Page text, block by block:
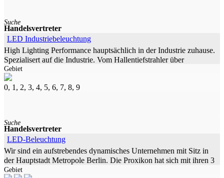
Suche
Handelsvertreter
LED Industriebeleuchtung
High Lighting Performance hauptsächlich in der Industrie zuhause.
Spezialisert auf die Industrie. Vom Hallentiefstrahler über
Feuchtraum, bishin zu speziellen Kran- und
Gebiet
0, 1, 2, 3, 4, 5, 6, 7, 8, 9
Suche
Handelsvertreter
LED-Beleuchtung
Wir sind ein aufstrebendes dynamisches Unternehmen mit Sitz in
der Hauptstadt Metropole Berlin. Die Proxikon hat sich mit ihren 3
Produktsparten zu einer festen Größe im Bereich der LED
Gebiet